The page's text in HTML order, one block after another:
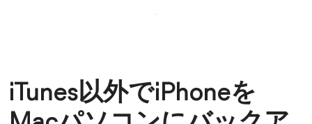
iTunes以外でiPhoneを